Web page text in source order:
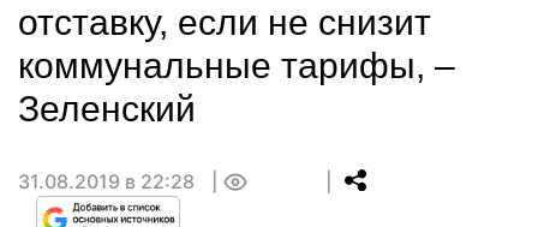
отставку, если не снизит
коммунальные тарифы, –
Зеленский
31.08.2019 в 22:28